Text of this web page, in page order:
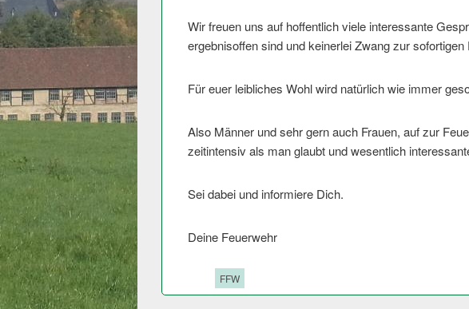
Wir freuen uns auf hoffentlich viele interessante
ergebnisoffen sind und keinerlei Zwang zur
Für euer leibliches Wohl wird natürlich wie immer
Also Männer und sehr gern auch Frauen, auf zur
zeitintensiv als man glaubt und wesentlich
Sei dabei und informiere Dich.
Deine Feuerwehr
FFW